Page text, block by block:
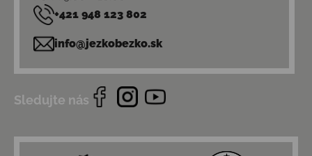
+421 948 123 802
info@jezkobezko.sk
Sledujte nás